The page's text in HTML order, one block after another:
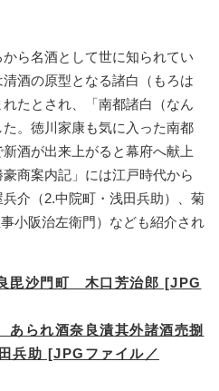
ら名酒として世に知られてい
酒の原型となる諸白（もろは
たとされ、「南都諸白（なん
。徳川家康も気に入った南都
酒が出来上がると幕府へ献上
商案内記」には江戸時代から
介（2.中院町・浅田兵助）、菊
小阪治左衛門）なども紹介され
毘沙門町 木口芳治郎 [JPG
られ酒奈良漬其外諸酒売捌
助 [JPGファイル／